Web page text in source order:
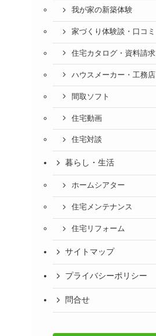
我が家の新築体験
家づくり体験談・口コミ
住宅カタログ・資料請求
ハウスメーカー・工務店
間取ソフト
住宅動画
住宅対談
暮らし・生活
ホームシアター
住宅メンテナンス
住宅リフォーム
サイトマップ
プライバシーポリシー
問合せ